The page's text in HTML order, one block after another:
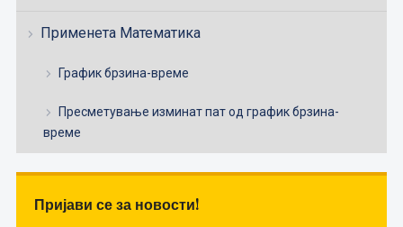
Применета Математика
График брзина-време
Пресметување изминат пат од график брзина-
време
Пријави се за новости!